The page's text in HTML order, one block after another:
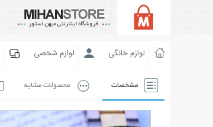
لوازم خانگی لوازم شخصی
مشخصات محصولات مشابه